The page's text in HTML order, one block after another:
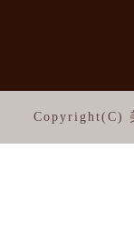
Copyright(C)